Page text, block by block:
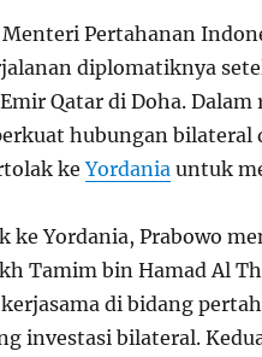
Pertahanan
diplomatiknya
Qatar di Doha.
hubungan bilateral
keYordaniauntuk
ke Yordania, Prabowo
Tamim bin Hamad Al
di bidang
investasi bilateral.